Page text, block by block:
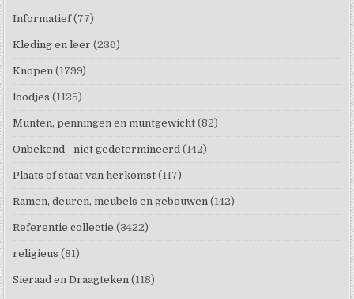
Informatief (77)
Kleding en leer (236)
Knopen (1799)
loodjes (1125)
Munten, penningen en muntgewicht (82)
Onbekend - niet gedetermineerd (142)
Plaats of staat van herkomst (117)
Ramen, deuren, meubels en gebouwen (142)
Referentie collectie (3422)
religieus (81)
Sieraad en Draagteken (118)